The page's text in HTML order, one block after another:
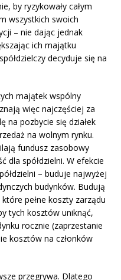
by ryzykowały całym
wszystkich swoich
– nie dając jednak
ich majątku
decyduje się na
majątek wspólny
więc najczęściej za
na pozbycie się działek
na wolnym rynku.
fundusz zasobowy
dla spółdzielni. W efekcie
– buduje najwyżej
budynków. Budują
pełne koszty zarządu
tych kosztów uniknąć,
rocznie (zaprzestanie
kosztów na członków
przegrywa. Dlatego